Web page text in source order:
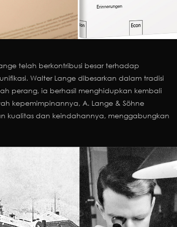
telah berkontribusi besar terhadap
Walter Lange dibesarkan dalam tradisi
perang, ia berhasil menghidupkan kembali
kepemimpinannya, A. Lange & Söhne
kualitas dan keindahannya, menggabungkan